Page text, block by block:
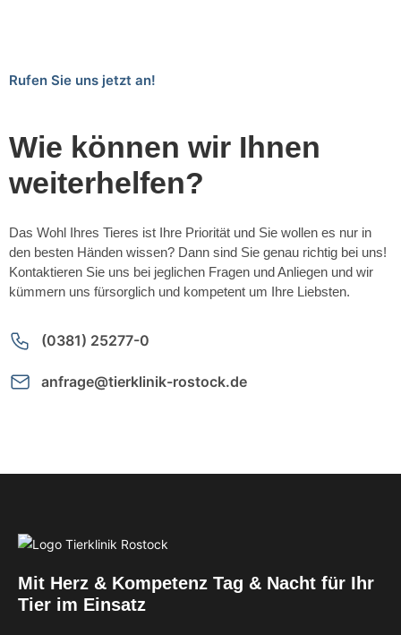
Rufen Sie uns jetzt an!
Wie können wir Ihnen
weiterhelfen?
Das Wohl Ihres Tieres ist Ihre Priorität und Sie wollen es nur in
den besten Händen wissen? Dann sind Sie genau richtig bei uns!
Kontaktieren Sie uns bei jeglichen Fragen und Anliegen und wir
kümmern uns fürsorglich und kompetent um Ihre Liebsten.
(0381) 25277-0
anfrage@tierklinik-rostock.de
Mit Herz & Kompetenz Tag & Nacht für Ihr
Tier im Einsatz